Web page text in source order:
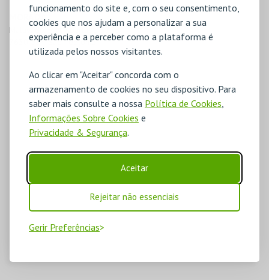
funcionamento do site e, com o seu consentimento,
cookies que nos ajudam a personalizar a sua
experiência e a perceber como a plataforma é
utilizada pelos nossos visitantes.
Ao clicar em "Aceitar" concorda com o
armazenamento de cookies no seu dispositivo. Para
saber mais consulte a nossa Política de Cookies
Informações Sobre Cookies e
Privacidade & Segurança.
Aceitar
Rejeitar não essenciais
Gerir Preferências
MORADA
Malavado, S/N, Apartado 3756
7630-584 São Teotónio